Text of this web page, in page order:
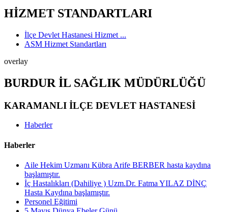
HİZMET STANDARTLARI
İlçe Devlet Hastanesi Hizmet ...
ASM Hizmet Standartları
overlay
BURDUR İL SAĞLIK MÜDÜRLÜĞÜ
KARAMANLI İLÇE DEVLET HASTANESİ
Haberler
Haberler
Aile Hekim Uzmanı Kübra Arife BERBER hasta kaydına
başlamıştır.
İç Hastalıkları (Dahiliye ) Uzm.Dr. Fatma YILAZ DİNÇ
Hasta Kaydına başlamıştır.
Personel Eğitimi